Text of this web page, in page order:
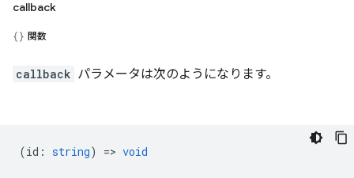
callback
関数
callback パラメータは次のようになります。
(id : string) => void